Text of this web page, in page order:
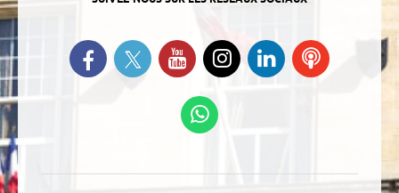
Retrouvez-nous sur Facebook
Suivez-nous sur Twitter
Suivez-nous sur YouTube
Suivez-nous sur
Instagram
Retrouvez-
nous sur
Ecoutez